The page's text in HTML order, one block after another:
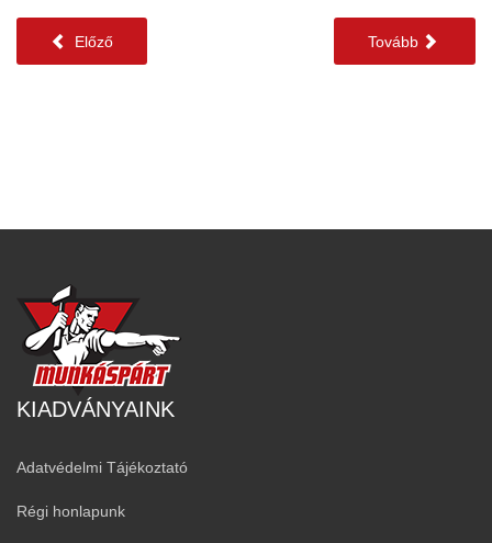
Előző Tovább
KIADVÁNYAINK
Adatvédelmi Tájékoztató
Régi honlapunk